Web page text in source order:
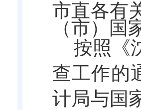
市直各有
（市）
国
按照
查工作的
计局与国